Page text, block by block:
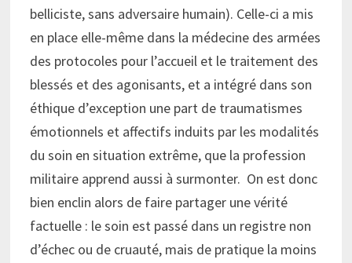
belliciste, sans adversaire humain). Celle-ci a mis
en place elle-même dans la médecine des armées
des protocoles pour l’accueil et le traitement des
blessés et des agonisants, et a intégré dans son
éthique d’exception une part de traumatismes
émotionnels et affectifs induits par les modalités
du soin en situation extrême, que la profession
militaire apprend aussi à surmonter. On est donc
bien enclin alors de faire partager une vérité
factuelle : le soin est passé dans un registre non
d’échec ou de cruauté, mais de pratique la moins